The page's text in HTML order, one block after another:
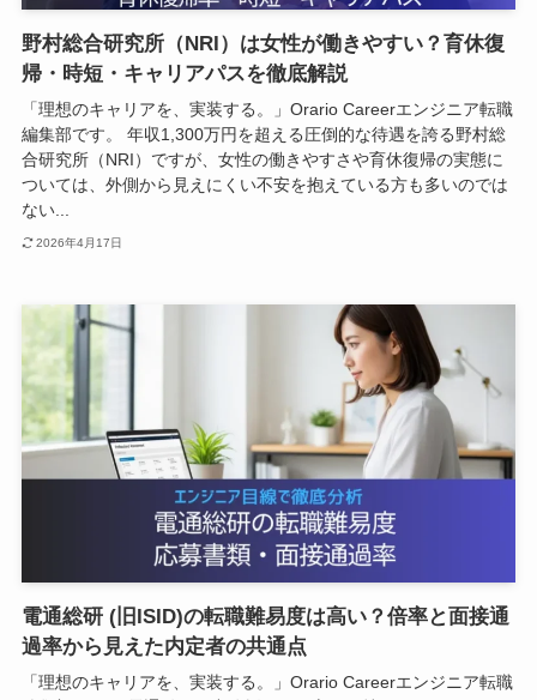
野村総合研究所（NRI）は女性が働きやすい？育休復
帰・時短・キャリアパスを徹底解説
「理想のキャリアを、実装する。」Orario Careerエンジニア転職
編集部です。 年収1,300万円を超える圧倒的な待遇を誇る野村総
合研究所（NRI）ですが、女性の働きやすさや育休復帰の実態に
ついては、外側から見えにくい不安を抱えている方も多いのでは
ない...
2026年4月17日
電通総研 (旧ISID)の転職難易度は高い？倍率と面接通
過率から見えた内定者の共通点
「理想のキャリアを、実装する。」Orario Careerエンジニア転職